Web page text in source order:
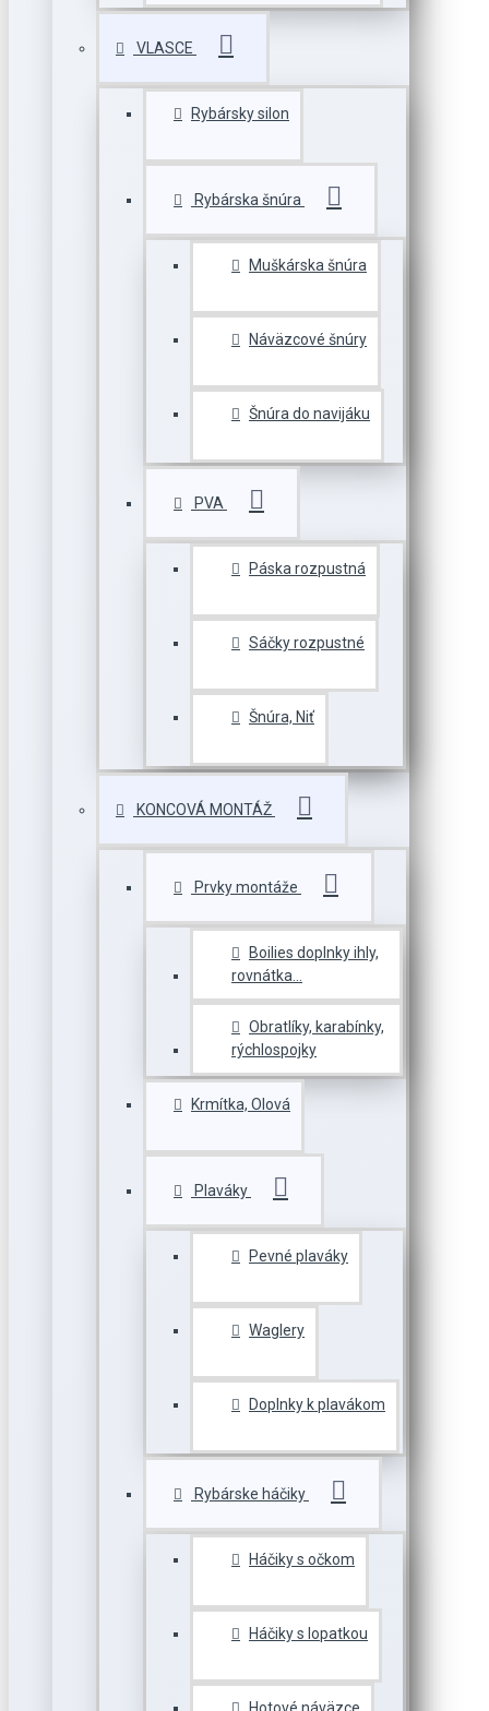
VLASCE
Rybársky silon
Rybárska šnúra
Muškárska šnúra
Náväzcové šnúry
Šnúra do navijáku
PVA
Páska rozpustná
Sáčky rozpustné
Šnúra, Niť
KONCOVÁ MONTÁŽ
Prvky montáže
Boilies doplnky ihly,
rovnátka...
Obratlíky, karabínky,
rýchlospojky
Krmítka, Olová
Plaváky
Pevné plaváky
Waglery
Doplnky k plavákom
Rybárske háčiky
Háčiky s očkom
Háčiky s lopatkou